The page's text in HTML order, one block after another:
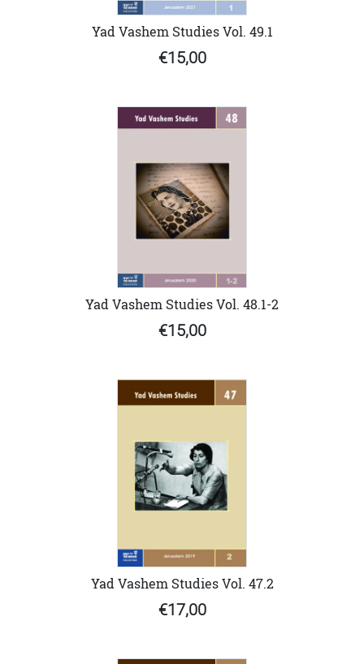
Yad Vashem Studies Vol. 49.1
€15,00
Yad Vashem Studies Vol. 48.1-2
€15,00
Yad Vashem Studies Vol. 47.2
€17,00